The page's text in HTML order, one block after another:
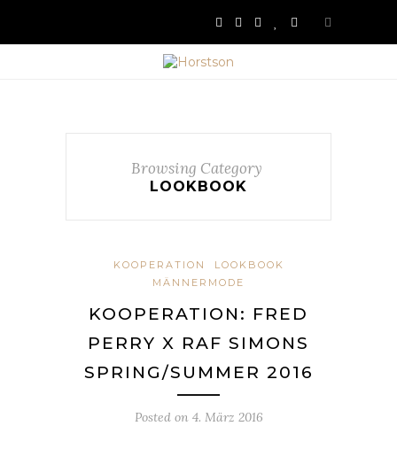
Browsing Category
LOOKBOOK
KOOPERATION
LOOKBOOK
MÄNNERMODE
KOOPERATION: FRED
PERRY X RAF SIMONS
SPRING/SUMMER 2016
Posted on 4. März 2016